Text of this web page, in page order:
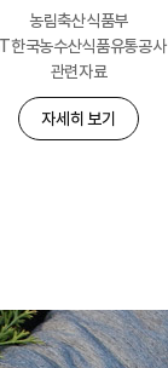
농림축산식품부
한국농수산식품유통공사
관련자료
자세히 보기